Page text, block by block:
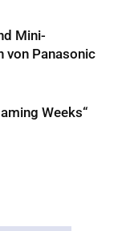
Mini-
von Panasonic
Weeks“